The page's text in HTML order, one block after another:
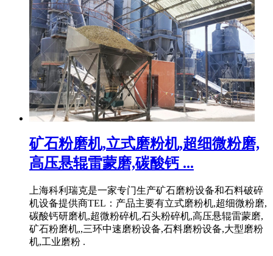
矿石粉磨机,立式磨粉机,超细微粉磨,
高压悬辊雷蒙磨,碳酸钙 ...
上海科利瑞克是一家专门生产矿石磨粉设备和石料破碎
机设备提供商TEL：产品主要有立式磨粉机,超细微粉磨,
碳酸钙研磨机,超微粉碎机,石头粉碎机,高压悬辊雷蒙磨,
矿石粉磨机,,三环中速磨粉设备,石料磨粉设备,大型磨粉
机,工业磨粉 .